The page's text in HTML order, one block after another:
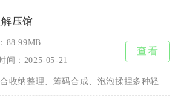
压馆
88.99MB
间：2025-05-21
查看
筹码合成、泡泡揉捏多种轻休闲玩法，主打碎片化指尖解压体验，适配上班